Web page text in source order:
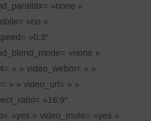
»none »
»no »
»0.3″
»none »
» » video_webm= » »
» » video_url= » »
»16:9″
»yes » video_mute= »yes »